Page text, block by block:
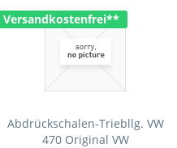
Versandkostenfrei**
Abdrückschalen-Triebllg. VW
470 Original VW